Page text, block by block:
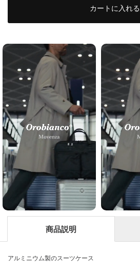
カートに入れる
商品説明
アルミニウム製のスーツケース